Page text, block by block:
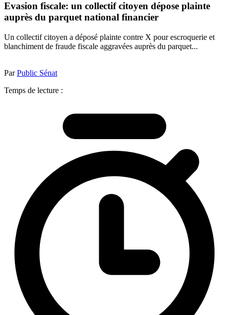
Evasion fiscale: un collectif citoyen dépose plainte
auprès du parquet national financier
Un collectif citoyen a déposé plainte contre X pour escroquerie et
blanchiment de fraude fiscale aggravées auprès du parquet...
ParPublic Sénat
Temps de lecture :